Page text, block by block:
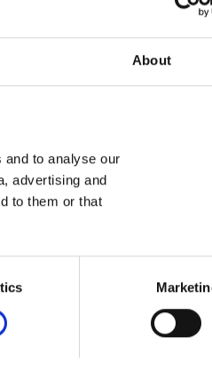
About
to analyse our
advertising and
to them or that
pod
Kolorowy
DO